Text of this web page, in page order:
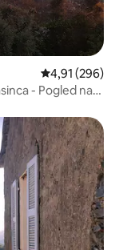
Prosječna
4,91 (296)
- Pogled na